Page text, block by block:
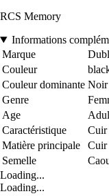
RCS Memory
Informations
Marque
Couleur
Couleur dominante Noir
Genre
Age
Caractéristique
Cuir
Matière principale
Cuir
Semelle
Loading...
Loading...